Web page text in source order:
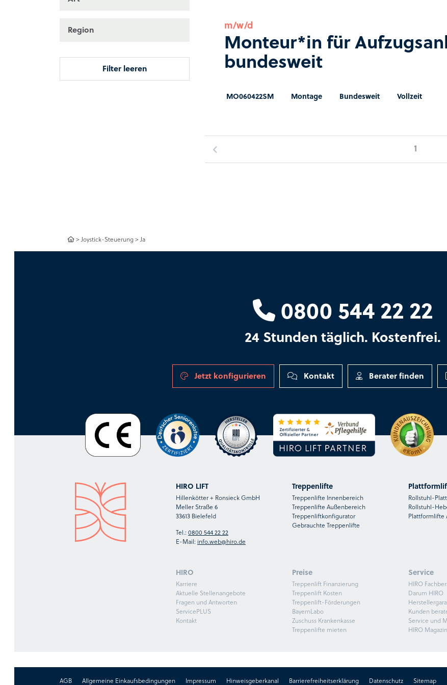
Region
Filter leeren
m/w/d
Monteur*in für
bundesweit
MO060422SM Montage Bundesweit Vollzeit
1
>Joystick-Steuerung>Ja
0800 544 22 22
24 Stunden täglich. Kostenfrei.
Jetzt konfigurieren Kontakt Berater finden
HIRO LIFT
Hillenkötter + Ronsieck GmbH
Meller Straße 6
33613 Bielefeld
Tel.: 0800 544 22 22
E-Mail: info.web@hiro.de
Treppenlifte
Treppenlifte Innenbereich
Treppenlifte Außenbereich
Treppenliftkonfigurator
Gebrauchte Treppenlifte
Rollstuhl-
Rollstuhl-
Plattformlifte
HIRO
Karriere
Aktuelle Stellenangebote
Fragen und Antworten
ServicePLUS
Kontakt
Preise
Treppenlift Finanzierung
Treppenlift Kosten
Treppenlift-Förderungen
BayernLabo
Zuschuss Krankenkasse
Treppenlifte mieten
Service
HIRO
Darum HIRO
Kunden
Service und
HIRO Magazin
AGB Allgemeine Einkaufsbedingungen Impressum Hinweisgeberkanal Barrierefreiheitserklärung Datenschutz Sitemap